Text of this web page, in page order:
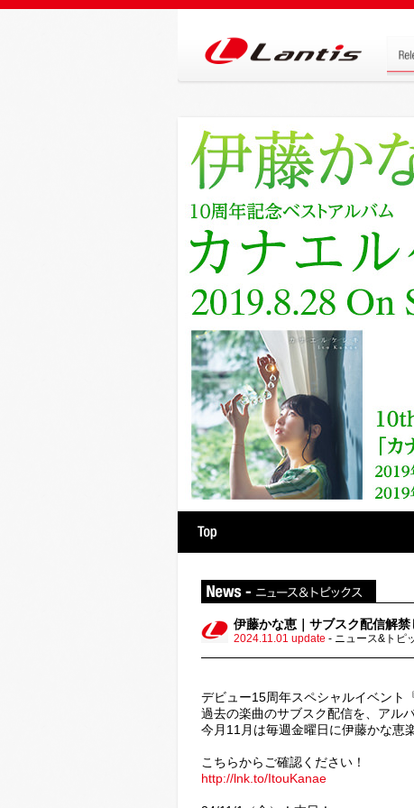
伊藤かな恵｜サブスク配信解禁
2024.11.01 update - ニュース&トピ
デビュー15周年スペシャルイベント
過去の楽曲のサブスク配信を、アル
今月11月は毎週金曜日に伊藤かな恵
こちらからご確認ください！
http://lnk.to/ItouKanae